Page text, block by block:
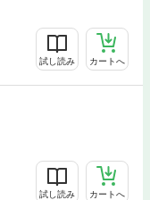
試し読み カートへ
試し読み カートへ